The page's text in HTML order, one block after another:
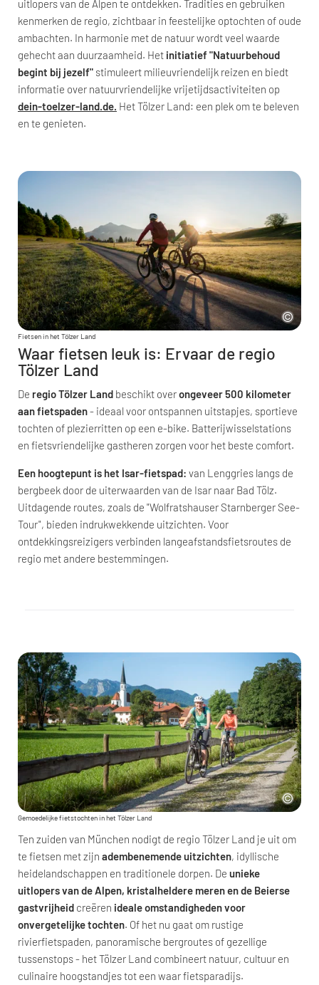
uitlopers van de Alpen te ontdekken. Tradities en gebruiken
kenmerken de regio, zichtbaar in feestelijke optochten of oude
ambachten. In harmonie met de natuur wordt veel waarde
gehecht aan duurzaamheid. Het initiatief "Natuurbehoud
begint bij jezelf" stimuleert milieuvriendelijk reizen en biedt
informatie over natuurvriendelijke vrijetijdsactiviteiten op
dein-toelzer-land.de. Het Tölzer Land: een plek om te beleven
en te genieten.
Fietsen in het Tölzer Land
Waar fietsen leuk is: Ervaar de regio
Tölzer Land
De regio Tölzer Land beschikt overongeveer 500 kilometer
aan fietspaden- ideaal voor ontspannen uitstapjes, sportieve
tochten of plezierritten op een e-bike. Batterijwisselstations
en fietsvriendelijke gastheren zorgen voor het beste comfort.
Een hoogtepunt is het Isar-fietspad: van Lenggries langs de
bergbeek door de uiterwaarden van de Isar naar Bad Tölz.
Uitdagende routes, zoals de "Wolfratshauser Starnberger See-
Tour", bieden indrukwekkende uitzichten. Voor
ontdekkingsreizigers verbinden langeafstandsfietsroutes de
regio met andere bestemmingen.
Gemoedelijke fietstochten in het Tölzer Land
Ten zuiden van München nodigt de regio Tölzer Land je uit om
te fietsen met zijn adembenemende uitzichten, idyllische
heidelandschappen en traditionele dorpen. De unieke
uitlopers van de Alpen, kristalheldere meren en de Beierse
gastvrijheid creëren ideale omstandigheden voor
onvergetelijke tochten. Of het nu gaat om rustige
rivierfietspaden, panoramische bergroutes of gezellige
tussenstops - het Tölzer Land combineert natuur, cultuur en
culinaire hoogstandjes tot een waar fietsparadijs.